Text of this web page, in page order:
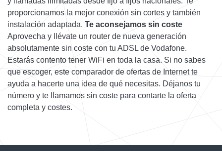
proporcionamos la mejor conexión sin cortes y también
instalación adaptada. Te aconsejamos sin coste
Aprovecha y llévate un router de nueva generación
absolutamente sin coste con tu ADSL de Vodafone.
Estarás contento tener WiFi en toda la casa. Si no sabes
que escoger, este comparador de ofertas de Internet te
ayuda a hacerte una idea de qué necesitas. Déjanos tu
número y te llamamos sin coste para contarte la oferta
completa y costes.